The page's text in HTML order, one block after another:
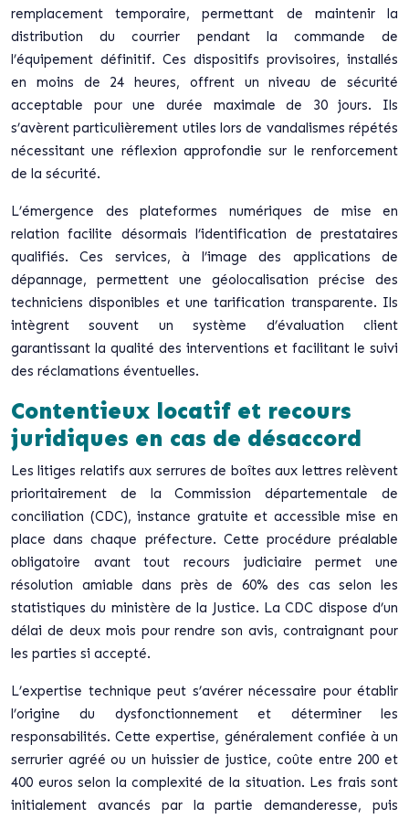
remplacement temporaire, permettant de maintenir la
distribution du courrier pendant la commande de
l’équipement définitif. Ces dispositifs provisoires, installés
en moins de 24 heures, offrent un niveau de sécurité
acceptable pour une durée maximale de 30 jours. Ils
s’avèrent particulièrement utiles lors de vandalismes répétés
nécessitant une réflexion approfondie sur le renforcement
de la sécurité.
L’émergence des plateformes numériques de mise en
relation facilite désormais l’identification de prestataires
qualifiés. Ces services, à l’image des applications de
dépannage, permettent une géolocalisation précise des
techniciens disponibles et une tarification transparente. Ils
intègrent souvent un système d’évaluation client
garantissant la qualité des interventions et facilitant le suivi
des réclamations éventuelles.
Contentieux locatif et recours
juridiques en cas de désaccord
Les litiges relatifs aux serrures de boîtes aux lettres relèvent
prioritairement de la Commission départementale de
conciliation (CDC), instance gratuite et accessible mise en
place dans chaque préfecture. Cette procédure préalable
obligatoire avant tout recours judiciaire permet une
résolution amiable dans près de 60% des cas selon les
statistiques du ministère de la Justice. La CDC dispose d’un
délai de deux mois pour rendre son avis, contraignant pour
les parties si accepté.
L’expertise technique peut s’avérer nécessaire pour établir
l’origine du dysfonctionnement et déterminer les
responsabilités. Cette expertise, généralement confiée à un
serrurier agréé ou un huissier de justice, coûte entre 200 et
400 euros selon la complexité de la situation. Les frais sont
initialement avancés par la partie demanderesse, puis